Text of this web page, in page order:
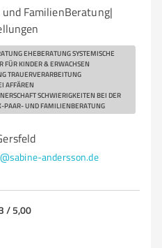
FamilienBeratung|
EHEBERATUNG SYSTEMISCHE
FÜR KINDER & ERWACHSEN
TRAUERVERARBEITUNG
AFFÄREN
SCHWIERIGKEITEN BEI DER
PAAR- UND FAMILIENBERATUNG
andersson.de
/ 5,00